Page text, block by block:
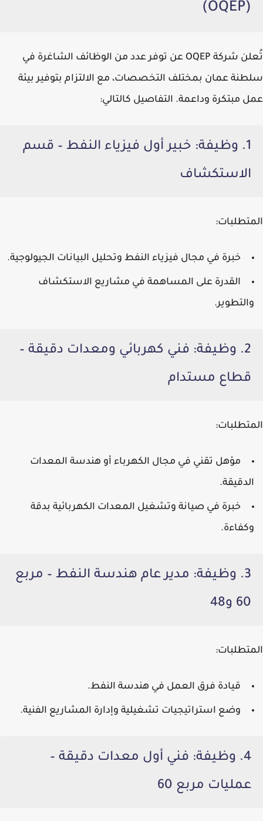
(OQEP)
تُعلن شركة OQEP عن توفر عدد من الوظائف الشاغرة في
سلطنة عمان بمختلف التخصصات، مع الالتزام بتوفير بيئة
عمل مبتكرة وداعمة. التفاصيل كالتالي:
1. وظيفة: خبير أول فيزياء النفط – قسم
الاستكشاف
المتطلبات:
خبرة في مجال فيزياء النفط وتحليل البيانات الجيولوجية.
القدرة على المساهمة في مشاريع الاستكشاف
والتطوير.
2. وظيفة: فني كهربائي ومعدات دقيقة –
قطاع مستدام
المتطلبات:
مؤهل تقني في مجال الكهرباء أو هندسة المعدات
الدقيقة.
خبرة في صيانة وتشغيل المعدات الكهربائية بدقة
وكفاءة.
3. وظيفة: مدير عام هندسة النفط – مربع
60 و48
المتطلبات:
قيادة فرق العمل في هندسة النفط.
وضع استراتيجيات تشغيلية وإدارة المشاريع الفنية.
4. وظيفة: فني أول معدات دقيقة –
عمليات مربع 60